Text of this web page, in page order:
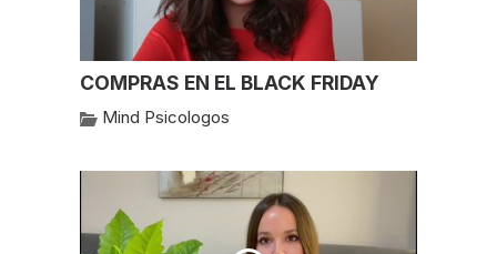
COMPRAS EN EL BLACK FRIDAY
Mind Psicologos